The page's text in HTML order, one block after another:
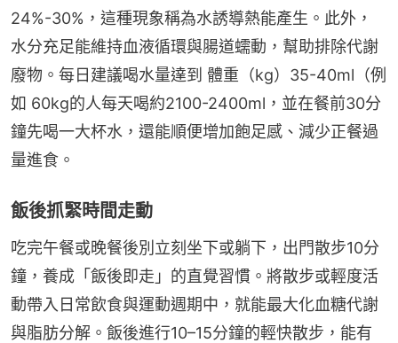
24%-30%，這種現象稱為水誘導熱能產生。此外，
水分充足能維持血液循環與腸道蠕動，幫助排除代謝
廢物。每日建議喝水量達到 體重（kg）35-40ml（例
如 60kg的人每天喝約2100-2400ml，並在餐前30分
鐘先喝一大杯水，還能順便增加飽足感、減少正餐過
量進食。
飯後抓緊時間走動
吃完午餐或晚餐後別立刻坐下或躺下，出門散步10分
鐘，養成「飯後即走」的直覺習慣。將散步或輕度活
動帶入日常飲食與運動週期中，就能最大化血糖代謝
與脂肪分解。飯後進行10–15分鐘的輕快散步，能有